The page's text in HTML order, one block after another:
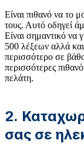
Είναι πιθανό να το
τους. Αυτό οδηγεί
Είναι σημαντικό να
500 λέξεων αλλά
περισσότερο σε
περισσότερες
πελάτη.
2.
σας σε